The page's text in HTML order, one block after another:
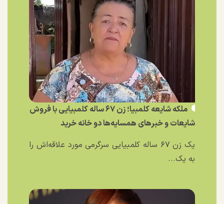
ملکه شایعه کلمبیا؛ زن ۶۷ ساله کلمبیایی با فروش
شایعات و خبر‌های همسایه‌ها دو خانه خرید
یک زن ۶۷ ساله کلمبیایی سرگرمی مورد علاقه‌اش را
به یک...